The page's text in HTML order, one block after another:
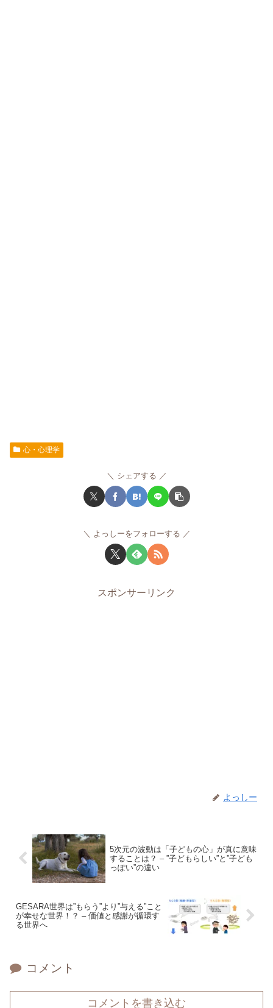
心・心理学
シェアする
よっしーをフォローする
スポンサーリンク
よっしー
5次元の波動は「子どもの心」が真に意味
することは？ – ”子どもらしい”と”子ども
っぽい”の違い
GESARA世界は”もらう”より”与える”こと
が幸せな世界！？ – 価値と感謝が循環す
る世界へ
コメント
コメントを書き込む